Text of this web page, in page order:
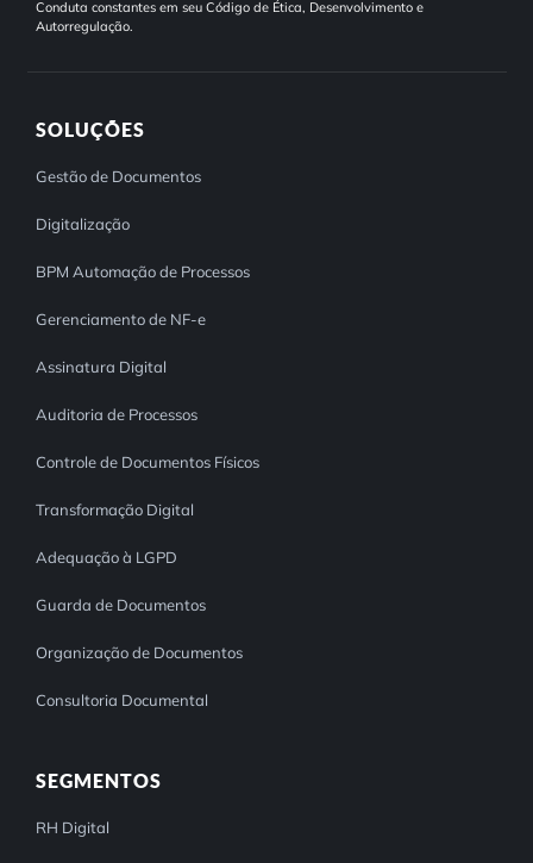
Conduta constantes em seu Código de Ética, Desenvolvimento e
Autorregulação.
SOLUÇÕES
Gestão de Documentos
Digitalização
BPM Automação de Processos
Gerenciamento de NF-e
Assinatura Digital
Auditoria de Processos
Controle de Documentos Físicos
Transformação Digital
Adequação à LGPD
Guarda de Documentos
Organização de Documentos
Consultoria Documental
SEGMENTOS
RH Digital